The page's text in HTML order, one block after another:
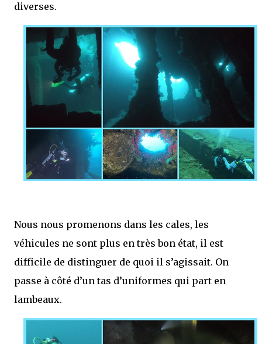
diverses.
Nous nous promenons dans les cales, les
véhicules ne sont plus en très bon état, il est
difficile de distinguer de quoi il s’agissait. On
passe à côté d’un tas d’uniformes qui part en
lambeaux.